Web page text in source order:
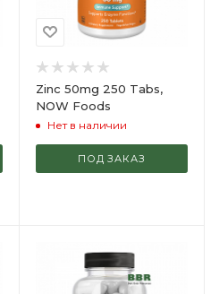
Zinc 50mg 250 Tabs,
NOW Foods
Нет в наличии
ПОД ЗАКАЗ